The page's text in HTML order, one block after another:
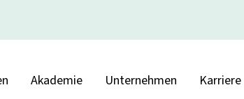
Akademie Unternehmen Karriere